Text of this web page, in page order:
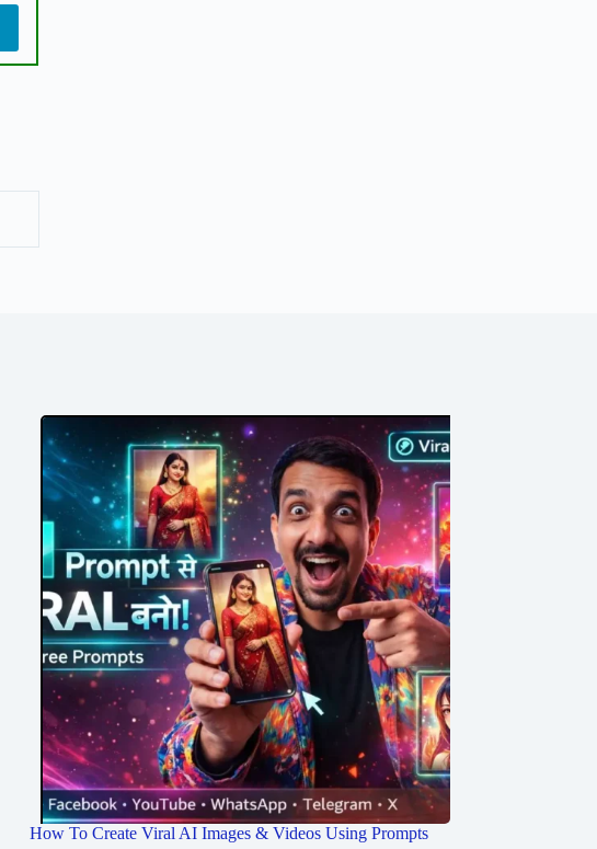
How To Create Viral AI Images & Videos Using Prompts